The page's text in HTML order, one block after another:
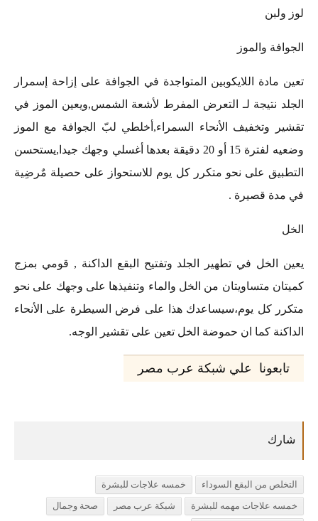
لوز ولبن
الجوافة والموز
تعين مادة اللايكوبين المتواجدة في الجوافة على إزاحة إسمرار
الجلد نتيجة لـ التعرض المفرط لأشعة الشمس,ويعين الموز في
تقشير وتخفيف الأنحاء السمراء,أخلطي لبّ الجوافة مع الموز
وضعيه لفترة 15 أو 20 دقيقة بعدها أغسلي وجهك جيدا,يستحسن
التطبيق على نحو متكرر كل يوم للاستحواز على حصيلة مٌرضِية
في مدة قصيرة .
الخل
يعين الخل في تطهير الجلد وتفتيح البقع الداكنة , قومي بمزج
كميتان متساويتان من الخل والماء وتنفيذها على وجهك على نحو
متكرر كل يوم،سيساعدك هذا على فرض السيطرة على الأنحاء
الداكنة كما ان حموضة الخل تعين على تقشير الوجه.
تابعونا علي شبكة عرب مصر
التخلص من البقع السوداء
خمسه علاجات للبشرة
خمسه علاجات مهمه للبشرة
شبكة عرب مصر
صحة وجمال